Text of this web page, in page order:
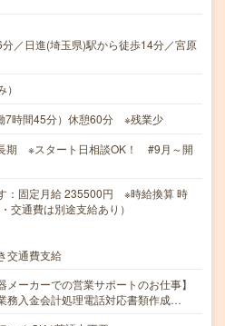
／日進(埼玉県)駅から徒歩14分／宮原
7時間45分）休憩60分 ※残業少
期 ※スタート日相談OK！ #9月～開
：固定月給 235500円 ※時給換算 時
交通費は別途支給あり）
交通費支給
メーカーでの営業サポートのお仕事】
務入金会計処理電話対応書類作成…